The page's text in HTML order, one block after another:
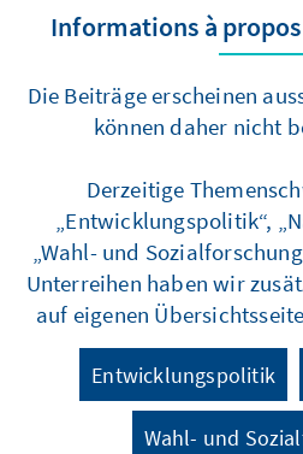
Informations à
Die Beiträge erscheinen
können daher nicht
Derzeitige
„Entwicklungspolitik“,
„Wahl- und
Unterreihen haben wir
auf eigenen
Entwicklungspolitik
Wahl- und